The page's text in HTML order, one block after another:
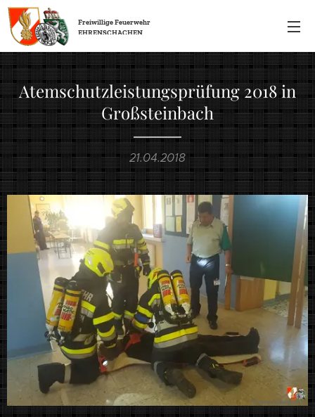
FreiwilligeFeuerwehr
EHRENSCHACHEN
Atemschutzleistungsprüfung 2018 in
Großsteinbach
21.04.2018